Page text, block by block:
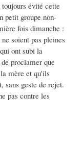
évité cette
petit groupe non-
fois dimanche :
soient pas pleines
ont subi la
proclamer que
mère et qu'ils
sans geste de rejet.
pas contre les